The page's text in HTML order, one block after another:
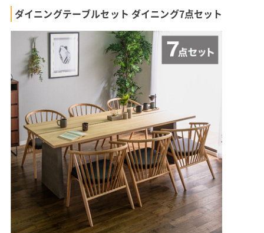
ダイニングテーブルセット ダイニング7点セット